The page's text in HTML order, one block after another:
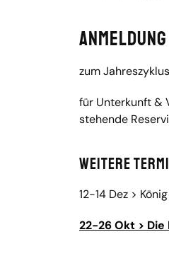
Anmeldung
zum
für Unterkunft &
stehende
Weitere
12-14 Dez >
22-26 Okt >